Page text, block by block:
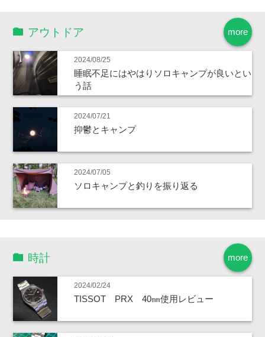
more
アウトドア
2024/08/25
睡眠不足にはやはりソロキャンプが良いとい
う話
2024/07/21
抑鬱とキャンプ
2024/07/05
ソロキャンプと釣りを振り返る
more
時計
2024/02/24
TISSOT PRX 40㎜使用レビュー